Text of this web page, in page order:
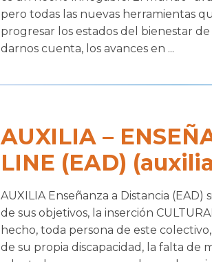
pero todas las nuevas herramientas
progresar los estados del bienestar
darnos cuenta, los avances en ...
AUXILIA –
LINE (EAD)
AUXILIA Enseñanza a Distancia
de sus objetivos, la inserción
hecho, toda persona de este
de su propia discapacidad, la falta de